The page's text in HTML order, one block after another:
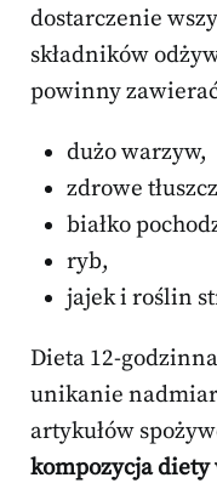
dostarczenie
składników
powinny
dużo warzyw,
zdrowe
białko
ryb,
jajek i roślin
Dieta 12-
unikanie
artykułów
kompozycja diety